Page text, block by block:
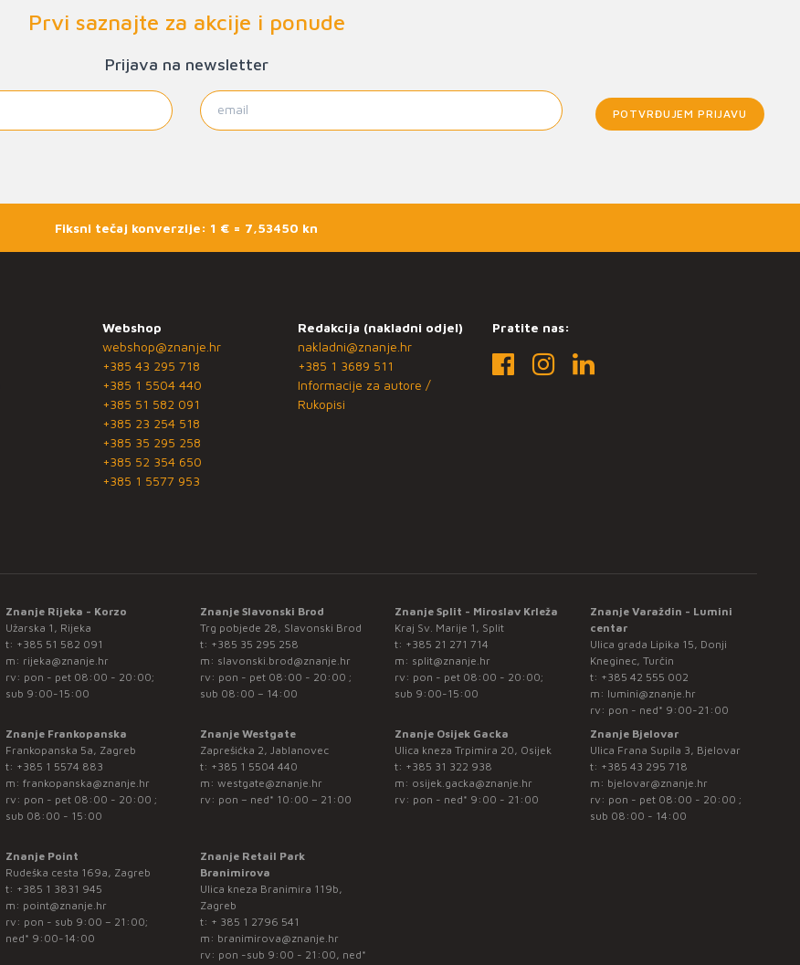
Prvi saznajte za akcije i ponude
Prijava na newsletter
POTVRĐUJEM PRIJAVU
Fiksni tečaj konverzije: 1 € = 7,53450 kn
Webshop
webshop@znanje.hr
+385 43 295 718
+385 1 5504 440
+385 51 582 091
+385 23 254 518
+385 35 295 258
+385 52 354 650
+385 1 5577 953
Redakcija (nakladni odjel)
nakladni@znanje.hr
+385 1 3689 511
Informacije za autore /
Rukopisi
Pratite nas:
Znanje Rijeka - Korzo
Užarska 1, Rijeka
t: +385 51 582 091
m: rijeka@znanje.hr
rv: pon - pet 08:00 - 20:00;
sub 9:00-15:00
Znanje Slavonski Brod
Trg pobjede 28, Slavonski Brod
t: +385 35 295 258
m: slavonski.brod@znanje.hr
rv: pon - pet 08:00 - 20:00 ;
sub 08:00 – 14:00
Znanje Split - Miroslav Krleža
Kraj Sv. Marije 1, Split
t: +385 21 271 714
m: split@znanje.hr
rv: pon - pet 08:00 - 20:00;
sub 9:00-15:00
Znanje Varaždin - Lumini
centar
Ulica grada Lipika 15, Donji
Kneginec, Turčin
t: +385 42 555 002
m: lumini@znanje.hr
rv: pon - ned* 9:00-21:00
Znanje Frankopanska
Frankopanska 5a, Zagreb
t: +385 1 5574 883
m: frankopanska@znanje.hr
rv: pon - pet 08:00 - 20:00 ;
sub 08:00 - 15:00
Znanje Westgate
Zaprešićka 2, Jablanovec
t: +385 1 5504 440
m: westgate@znanje.hr
rv: pon – ned* 10:00 – 21:00
Znanje Osijek Gacka
Ulica kneza Trpimira 20, Osijek
t: +385 31 322 938
m: osijek.gacka@znanje.hr
rv: pon - ned* 9:00 - 21:00
Znanje Bjelovar
Ulica Frana Supila 3, Bjelovar
t: +385 43 295 718
m: bjelovar@znanje.hr
rv: pon - pet 08:00 - 20:00 ;
sub 08:00 - 14:00
Znanje Point
Rudeška cesta 169a, Zagreb
t: +385 1 3831 945
m: point@znanje.hr
rv: pon - sub 9:00 – 21:00;
ned* 9:00-14:00
Znanje Retail Park
Branimirova
Ulica kneza Branimira 119b,
Zagreb
t: + 385 1 2796 541
m: branimirova@znanje.hr
rv: pon -sub 9:00 - 21:00, ned*